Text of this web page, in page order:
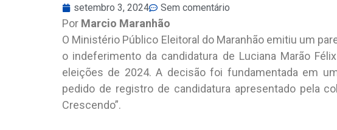
setembro 3, 2024 Sem comentário
Por Marcio Maranhão
O Ministério Público Eleitoral do Maranhão emitiu um
o indeferimento da candidatura de Luciana Marão
eleições de 2024. A decisão foi fundamentada em
pedido de registro de candidatura apresentado pela
Crescendo”.